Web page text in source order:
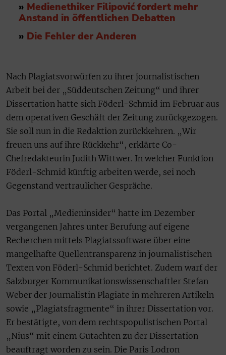
» Medienethiker Filipović fordert mehr
Anstand in öffentlichen Debatten
» Die Fehler der Anderen
Nach Plagiatsvorwürfen zu ihrer journalistischen
Arbeit bei der „Süddeutschen Zeitung“ und ihrer
Dissertation hatte sich Föderl-Schmid im Februar aus
dem operativen Geschäft der Zeitung zurückgezogen.
Sie soll nun in die Redaktion zurückkehren. „Wir
freuen uns auf ihre Rückkehr“, erklärte Co-
Chefredakteurin Judith Wittwer. In welcher Funktion
Föderl-Schmid künftig arbeiten werde, sei noch
Gegenstand vertraulicher Gespräche.
Das Portal „Medieninsider“ hatte im Dezember
vergangenen Jahres unter Berufung auf eigene
Recherchen mittels Plagiatssoftware über eine
mangelhafte Quellentransparenz in journalistischen
Texten von Föderl-Schmid berichtet. Zudem warf der
Salzburger Kommunikationswissenschaftler Stefan
Weber der Journalistin Plagiate in mehreren Artikeln
sowie „Plagiatsfragmente“ in ihrer Dissertation vor.
Er bestätigte, von dem rechtspopulistischen Portal
„Nius“ mit einem Gutachten zu der Dissertation
beauftragt worden zu sein. Die Paris Lodron